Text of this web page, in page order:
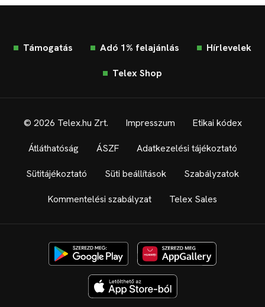
Támogatás Adó 1% felajánlás Hírlevelek
Telex Shop
© 2026 Telex.hu Zrt. Impresszum Etikai kódex
Átláthatóság ÁSZF Adatkezelési tájékoztató
Sütitájékoztató Süti beállítások Szabályzatok
Kommentelési szabályzat Telex Sales